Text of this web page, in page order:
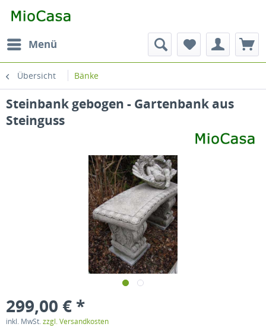
Menü
Übersicht Bänke
Steinbank gebogen - Gartenbank aus
Steinguss
299,00 € *
inkl. MwSt.zzgl. Versandkosten